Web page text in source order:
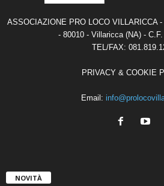
ASSOCIAZIONE PRO LOCO VILLARICCA
- 80010 - Villaricca (NA) -
TEL/FAX:
PRIVACY & COOKIE
Email:
NOVITÀ